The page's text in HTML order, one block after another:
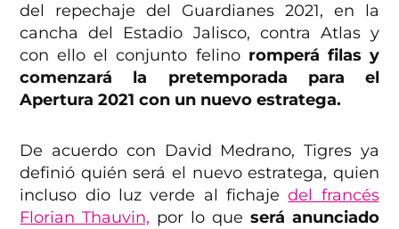
del repechaje del Guardianes 2021, en la
cancha del Estadio Jalisco, contra Atlas y
con ello el conjunto felino romperá filas y
comenzará la pretemporada para el
Apertura 2021 con un nuevo estratega.
De acuerdo con David Medrano, Tigres ya
definió quién será el nuevo estratega, quien
incluso dio luz verde al fichajedel francés
Florian Thauvin, por lo que será anunciado